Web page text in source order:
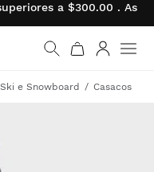
a $300.00 . As
inicial
e Snowboard Casacos